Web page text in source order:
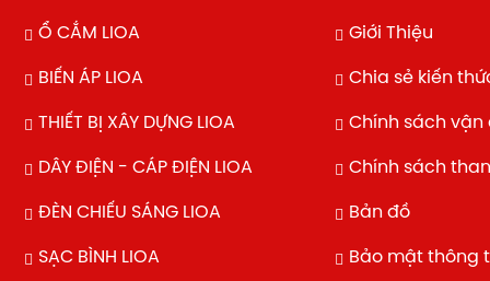
Ổ CẮM LIOA
BIẾN ÁP LIOA
THIẾT BỊ XÂY DỰNG LIOA
DÂY ĐIỆN - CÁP ĐIỆN LIOA
ĐÈN CHIẾU SÁNG LIOA
SẠC BÌNH LIOA
Giới Thiệu
Chia sẻ kiến
Chính sách vận
Chính sách
Bản đồ
Bảo mật thông